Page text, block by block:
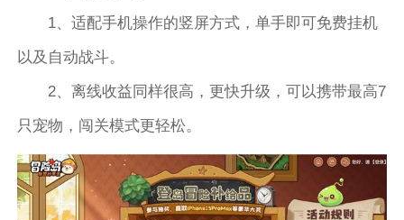
1、适配手机操作的竖屏方式，单手即可免费挂机
以及自动战斗。
2、离线收益同样很高，更快升级，可以携带最高7
只宠物，闯关模式更轻松。